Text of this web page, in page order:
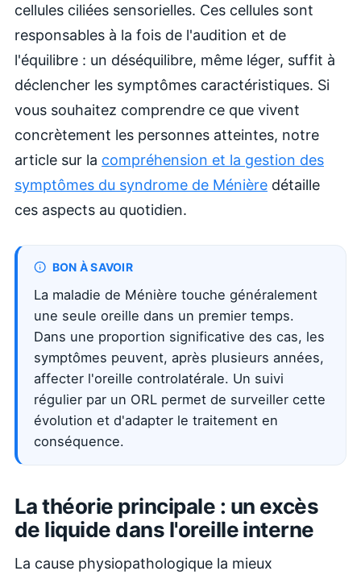
cellules ciliées sensorielles. Ces cellules sont
responsables à la fois de l'audition et de
l'équilibre : un déséquilibre, même léger, suffit à
déclencher les symptômes caractéristiques. Si
vous souhaitez comprendre ce que vivent
concrètement les personnes atteintes, notre
article sur la compréhension et la gestion des
symptômes du syndrome de Ménière détaille
ces aspects au quotidien.
BON À SAVOIR
La maladie de Ménière touche généralement
une seule oreille dans un premier temps.
Dans une proportion significative des cas, les
symptômes peuvent, après plusieurs années,
affecter l'oreille controlatérale. Un suivi
régulier par un ORL permet de surveiller cette
évolution et d'adapter le traitement en
conséquence.
La théorie principale : un excès
de liquide dans l'oreille interne
La cause physiopathologique la mieux